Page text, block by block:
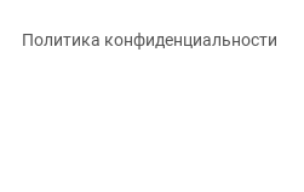
Политика конфиденциальности